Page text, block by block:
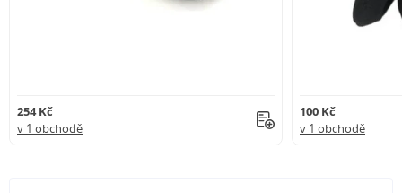
254 Kč
v 1 obchodě
100 Kč
v 1 obchodě